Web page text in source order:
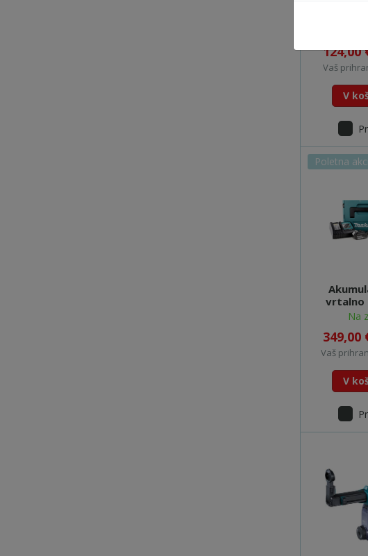
124,00
Vaš
V
vrtalno
Na
349,00
Vaš
V
Poletna